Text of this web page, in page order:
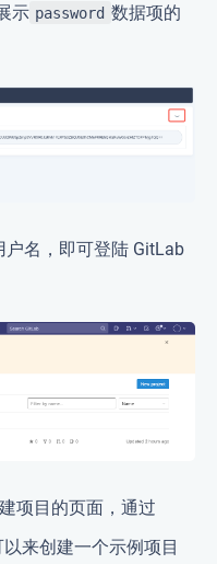
示 password 数据项的
户名，即可登陆 GitLab
项目的页面，通过
来创建一个示例项目